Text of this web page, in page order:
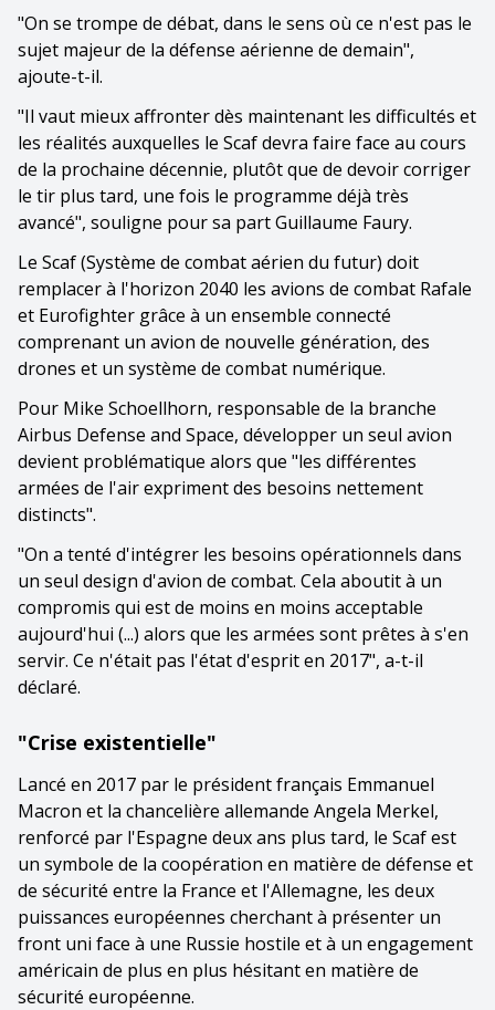
"On se trompe de débat, dans le sens où ce n'est pas le
sujet majeur de la défense aérienne de demain",
ajoute-t-il.
"Il vaut mieux affronter dès maintenant les difficultés et
les réalités auxquelles le Scaf devra faire face au cours
de la prochaine décennie, plutôt que de devoir corriger
le tir plus tard, une fois le programme déjà très
avancé", souligne pour sa part Guillaume Faury.
Le Scaf (Système de combat aérien du futur) doit
remplacer à l'horizon 2040 les avions de combat Rafale
et Eurofighter grâce à un ensemble connecté
comprenant un avion de nouvelle génération, des
drones et un système de combat numérique.
Pour Mike Schoellhorn, responsable de la branche
Airbus Defense and Space, développer un seul avion
devient problématique alors que "les différentes
armées de l'air expriment des besoins nettement
distincts".
"On a tenté d'intégrer les besoins opérationnels dans
un seul design d'avion de combat. Cela aboutit à un
compromis qui est de moins en moins acceptable
aujourd'hui (...) alors que les armées sont prêtes à s'en
servir. Ce n'était pas l'état d'esprit en 2017", a-t-il
déclaré.
"Crise existentielle"
Lancé en 2017 par le président français Emmanuel
Macron et la chancelière allemande Angela Merkel,
renforcé par l'Espagne deux ans plus tard, le Scaf est
un symbole de la coopération en matière de défense et
de sécurité entre la France et l'Allemagne, les deux
puissances européennes cherchant à présenter un
front uni face à une Russie hostile et à un engagement
américain de plus en plus hésitant en matière de
sécurité européenne.